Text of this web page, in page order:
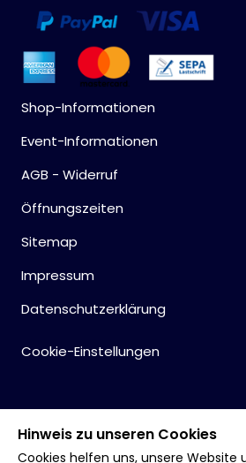
Shop-Informationen
Event-Informationen
AGB - Widerruf
Öffnungszeiten
Sitemap
Impressum
Datenschutzerklärung
Cookie-Einstellungen
Hinweis zu unseren Cookies
Cookies helfen uns, unsere Website